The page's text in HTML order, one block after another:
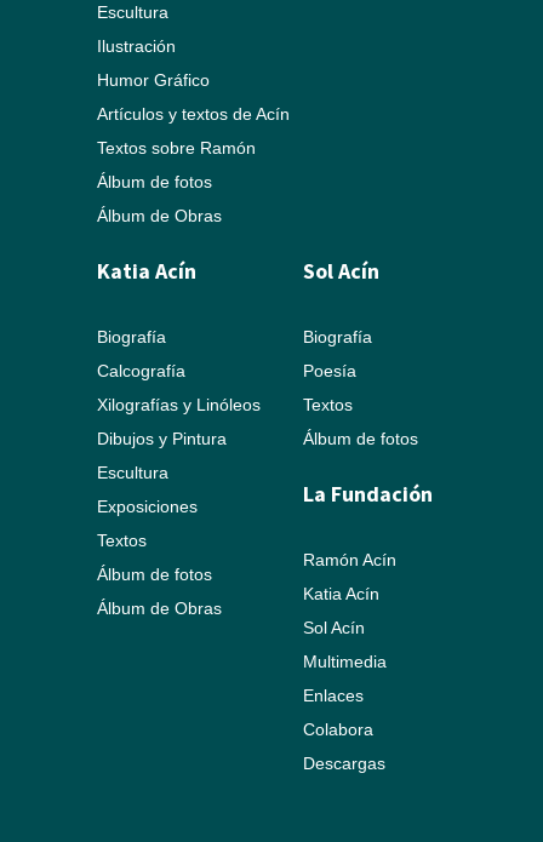
Escultura
Ilustración
Humor Gráfico
Artículos y textos de Acín
Textos sobre Ramón
Álbum de fotos
Álbum de Obras
Katia Acín
Biografía
Calcografía
Xilografías y Linóleos
Dibujos y Pintura
Escultura
Exposiciones
Textos
Álbum de fotos
Álbum de Obras
Sol Acín
Biografía
Poesía
Textos
Álbum de fotos
La Fundación
Ramón Acín
Katia Acín
Sol Acín
Multimedia
Enlaces
Colabora
Descargas